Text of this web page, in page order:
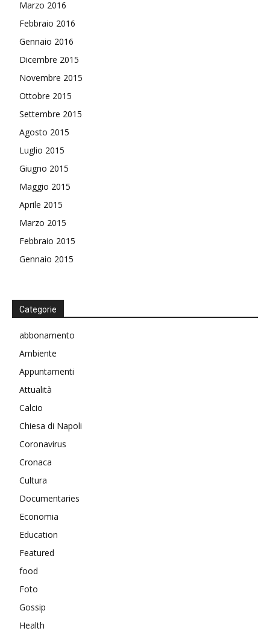
Marzo 2016
Febbraio 2016
Gennaio 2016
Dicembre 2015
Novembre 2015
Ottobre 2015
Settembre 2015
Agosto 2015
Luglio 2015
Giugno 2015
Maggio 2015
Aprile 2015
Marzo 2015
Febbraio 2015
Gennaio 2015
Categorie
abbonamento
Ambiente
Appuntamenti
Attualità
Calcio
Chiesa di Napoli
Coronavirus
Cronaca
Cultura
Documentaries
Economia
Education
Featured
food
Foto
Gossip
Health